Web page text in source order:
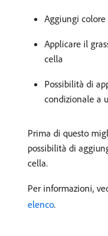
Aggiungi
Applicare il
cella
Possibilità di
condizionale a
Prima di questo
possibilità di
cella.
Per informazioni,
elenco.